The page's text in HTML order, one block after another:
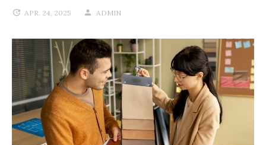
APR. 24, 2025 ADMIN